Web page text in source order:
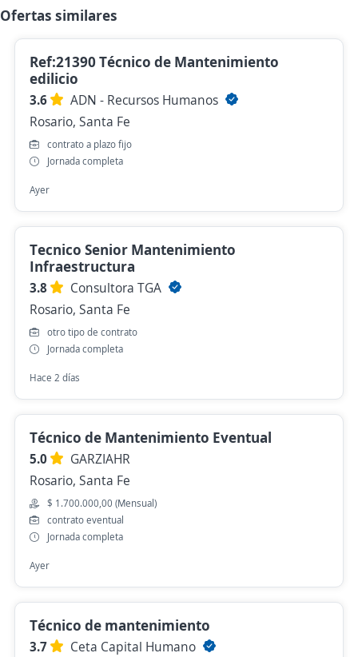
Ofertas similares
Ref:21390 Técnico de Mantenimiento
edilicio
3.6
ADN - Recursos Humanos
Rosario, Santa Fe
contrato a plazo fijo
Jornada completa
Ayer
Tecnico Senior Mantenimiento
Infraestructura
3.8
Consultora TGA
Rosario, Santa Fe
otro tipo de contrato
Jornada completa
Hace 2 días
Técnico de Mantenimiento Eventual
5.0
GARZIAHR
Rosario, Santa Fe
$ 1.700.000,00 (Mensual)
contrato eventual
Jornada completa
Ayer
Técnico de mantenimiento
3.7
Ceta Capital Humano